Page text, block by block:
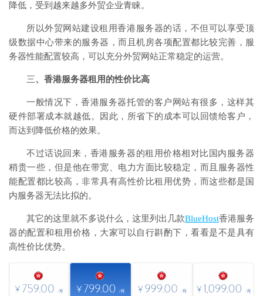
降低，受到越来越多外贸企业青睐。
所以外贸网站建设租用香港服务器的话，不但可以享受顶
级数据中心带来的服务器，而且机房各项配置都比较完善，服
务器性能配置较高，可以充分外贸网站正常稳定的运营。
三、香港服务器租用的性价比高
一般情况下，香港服务器托管的客户网站有很多，这样其
硬件部署成本就越低。因此，所省下的成本可以回馈给客户，
而达到降低价格的效果。
不过话说回来，香港服务器的租用价格相对比国内服务器
稍贵一些，但是他在带宽、电力方面比较稳定，而且服务器性
能配置都比较高，非常具有高性价比租用优势，而这些都是国
内服务器无法比拟的。
其它的这里就不多说什么，这里列出几款BlueHost香港服务
器的配置和租用价格，大家可以自行斟酌下，看看是不是具有
高性价比优势。